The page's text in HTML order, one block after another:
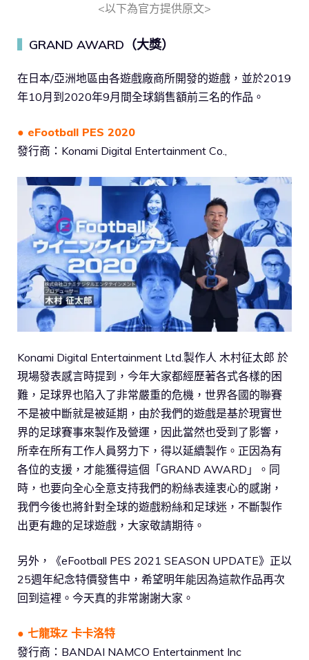
<以下為官方提供原文>
GRAND AWARD（大獎）
在日本/亞洲地區由各遊戲廠商所開發的遊戲，並於2019
年10月到2020年9月間全球銷售額前三名的作品。
● eFootball PES 2020
發行商：Konami Digital Entertainment Co.,
Konami Digital Entertainment Ltd.製作人 木村征太郎 於
現場發表感言時提到，今年大家都經歷著各式各樣的困
難，足球界也陷入了非常嚴重的危機，世界各國的聯賽
不是被中斷就是被延期，由於我們的遊戲是基於現實世
界的足球賽事來製作及營運，因此當然也受到了影響，
所幸在所有工作人員努力下，得以延續製作。正因為有
各位的支援，才能獲得這個「GRAND AWARD」。同
時，也要向全心全意支持我們的粉絲表達衷心的感謝，
我們今後也將針對全球的遊戲粉絲和足球迷，不斷製作
出更有趣的足球遊戲，大家敬請期待。
另外，《eFootball PES 2021 SEASON UPDATE》正以
25週年紀念特價發售中，希望明年能因為這款作品再次
回到這裡。今天真的非常謝謝大家。
● 七龍珠Z 卡卡洛特
發行商：BANDAI NAMCO Entertainment Inc